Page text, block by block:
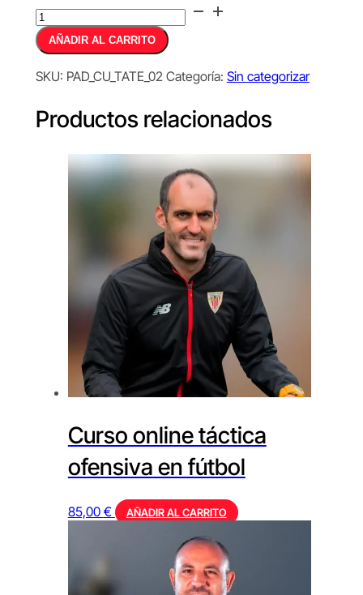
El
botepronto
en
cantidad
AÑADIR AL CARRITO Alternative:
SKU: PAD_CU_TATE_02 Categoría: Sin categorizar
Productos relacionados
Curso online táctica
ofensiva en fútbol
85,00 € AÑADIR AL CARRITO